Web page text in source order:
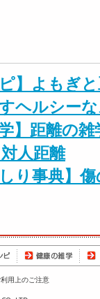
ピ】よもぎ
ヘルシー
学】距離の
人距離
しり事典】
用上のご注意